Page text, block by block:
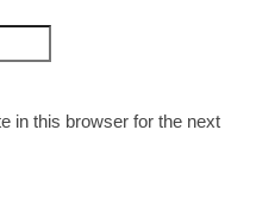
in this browser for the next